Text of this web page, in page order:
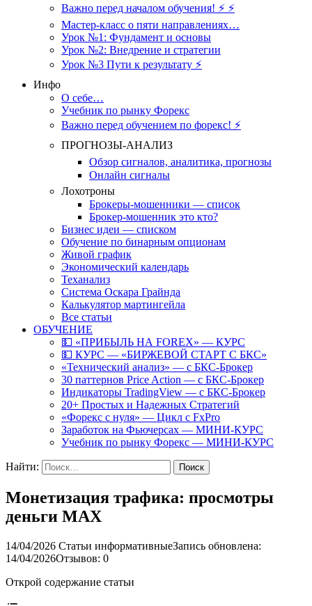
Важно перед началом обучения! ⚡ ⚡
Мастер-класс о пяти направлениях…
Урок №1: Фундамент и основы
Урок №2: Внедрение и стратегии
Урок №3 Пути к результату ⚡️
Инфо
О себе…
Учебник по рынку Форекс
Важно перед обучением по форекс! ⚡
ПРОГНОЗЫ-АНАЛИЗ
Обзор сигналов, аналитика, прогнозы
Онлайн сигналы
Лохотроны
Брокеры-мошенники — список
Брокер-мошенник это кто?
Бизнес идеи — списком
Обучение по бинарным опционам
Живой график
Экономический календарь
Теханализ
Система Оскара Грайнда
Калькулятор мартингейла
Все статьи
ОБУЧЕНИЕ
💵 «ПРИБЫЛЬ НА FOREX» — КУРС
💵 КУРС — «БИРЖЕВОЙ СТАРТ С БКС»
«Технический анализ» — с БКС-Брокер
30 паттернов Price Action — с БКС-Брокер
Индикаторы TradingView — с БКС-Брокер
20+ Простых и Надежных Стратегий
«Форекс с нуля» — Цикл с FxPro
Заработок на Фьючерсах — МИНИ-КУРС
Учебник по рынку Форекс — МИНИ-КУРС
Найти:
Монетизация трафика: просмотры
деньги MAX
14/04/2026 Статьи информативныеЗапись обновлена:
14/04/2026Отзывов: 0
Открой содержание статьи